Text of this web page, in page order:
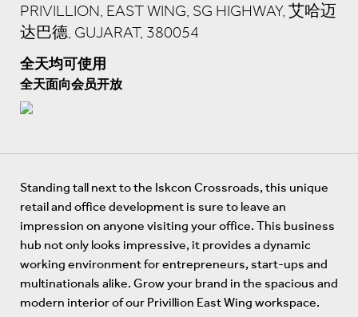
PRIVILLION, EAST WING, SG HIGHWAY, 艾哈迈
达巴德, GUJARAT, 380054
全天均可使用
全天面向会员开放
Standing tall next to the Iskcon Crossroads, this unique
retail and office development is sure to leave an
impression on anyone visiting your office. This business
hub not only looks impressive, it provides a dynamic
working environment for entrepreneurs, start-ups and
multinationals alike. Grow your brand in the spacious and
modern interior of our Privillion East Wing workspace.